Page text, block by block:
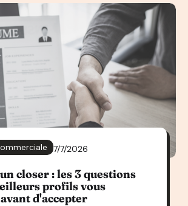
7/7/2026
closer : les 3 questions
profils vous
d'accepter